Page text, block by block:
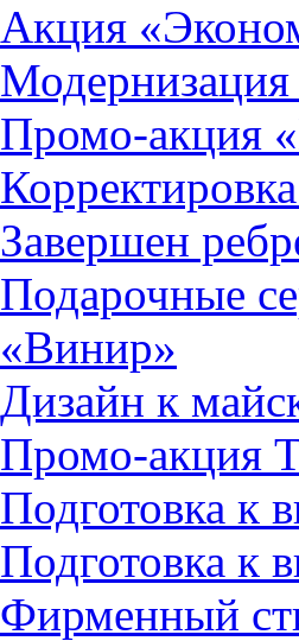
Акция
Промо-акция
Завершен
Подарочные
«Винир»
Дизайн к
Промо-акция
Подготовка к
Подготовка к
Фирменный